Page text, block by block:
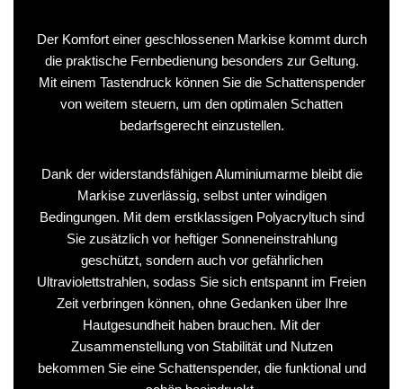
Der Komfort einer geschlossenen Markise kommt durch
die praktische Fernbedienung besonders zur Geltung.
Mit einem Tastendruck können Sie die Schattenspender
von weitem steuern, um den optimalen Schatten
bedarfsgerecht einzustellen.
Dank der widerstandsfähigen Aluminiumarme bleibt die
Markise zuverlässig, selbst unter windigen
Bedingungen. Mit dem erstklassigen Polyacryltuch sind
Sie zusätzlich vor heftiger Sonneneinstrahlung
geschützt, sondern auch vor gefährlichen
Ultraviolettstrahlen, sodass Sie sich entspannt im Freien
Zeit verbringen können, ohne Gedanken über Ihre
Hautgesundheit haben brauchen. Mit der
Zusammenstellung von Stabilität und Nutzen
bekommen Sie eine Schattenspender, die funktional und